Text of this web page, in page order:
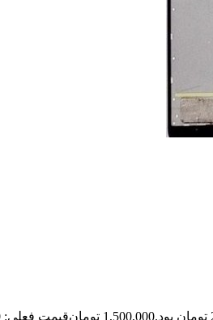
1,500,000 تومانقیمت فعلی: 1,500,000 تومان.